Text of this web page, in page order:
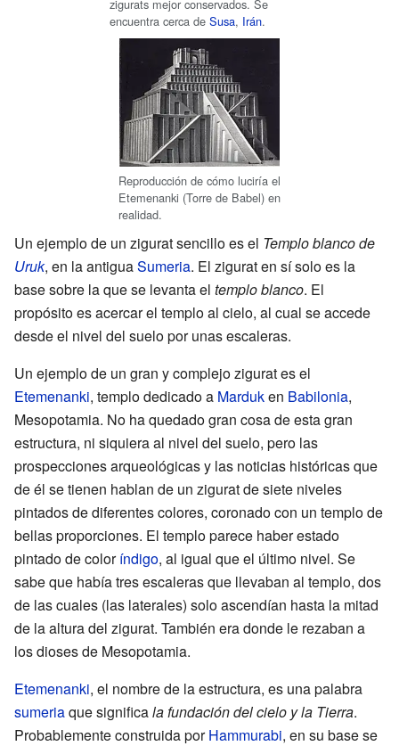
zigurats mejor conservados. Se
encuentra cerca de Susa, Irán.
Reproducción de cómo luciría el
Etemenanki (Torre de Babel) en
realidad.
Un ejemplo de un zigurat sencillo es el Templo blanco de
Uruk, en la antiguaSumeria. El zigurat en sí solo es la
base sobre la que se levanta el templo blanco. El
propósito es acercar el templo al cielo, al cual se accede
desde el nivel del suelo por unas escaleras.
Un ejemplo de un gran y complejo zigurat es el
Etemenanki, templo dedicado a Marduken Babilonia,
Mesopotamia. No ha quedado gran cosa de esta gran
estructura, ni siquiera al nivel del suelo, pero las
prospecciones arqueológicas y las noticias históricas que
de él se tienen hablan de un zigurat de siete niveles
pintados de diferentes colores, coronado con un templo de
bellas proporciones. El templo parece haber estado
pintado de coloríndigo, al igual que el último nivel. Se
sabe que había tres escaleras que llevaban al templo, dos
de las cuales (las laterales) solo ascendían hasta la mitad
de la altura del zigurat. También era donde le rezaban a
los dioses de Mesopotamia.
Etemenanki, el nombre de la estructura, es una palabra
sumeriaque significala fundación del cielo y la Tierra.
Probablemente construida porHammurabi, en su base se